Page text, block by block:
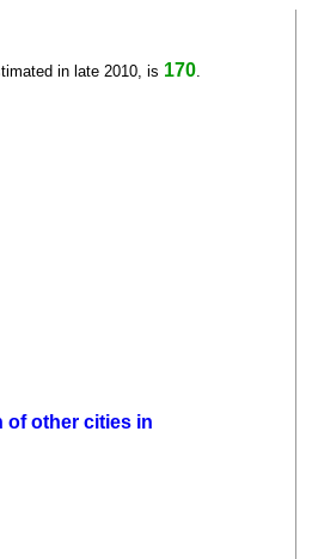
in late 2010, is 170
of other cities in